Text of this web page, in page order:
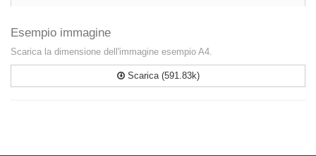
Esempio immagine
Scarica la dimensione dell'immagine esempio A4.
Scarica (591.83k)